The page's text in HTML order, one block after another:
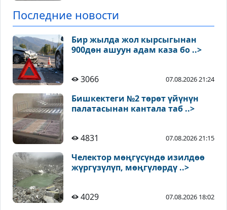
Последние новости
Бир жылда жол кырсыгынан
900дөн ашуун адам каза бо ..>
3066 07.08.2026 21:24
Бишкектеги №2 төрөт үйүнүн
палатасынан кантала таб ..>
4831 07.08.2026 21:15
Челектор мөңгүсүндө изилдөө
жүргүзүлүп, мөңгүлөрдү ..>
4029 07.08.2026 18:02